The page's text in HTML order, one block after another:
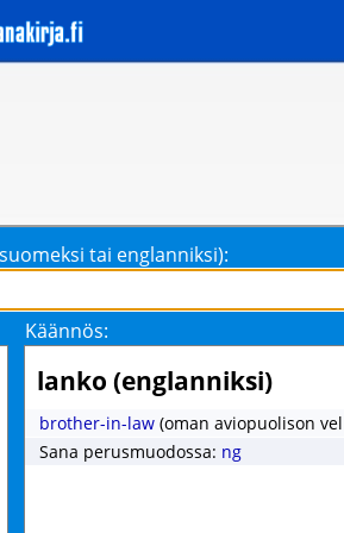
tai englanniksi):
Käännös:
lanko (englanniksi)
brother-in-law (oman aviopuolison
Sana perusmuodossa: ng